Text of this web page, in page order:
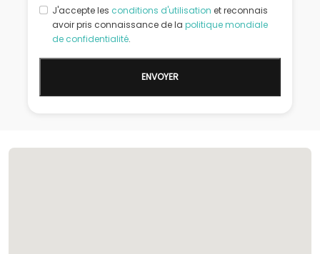
J'accepte les conditions d'utilisation et reconnais
avoir pris connaissance de la politique mondiale
de confidentialité.